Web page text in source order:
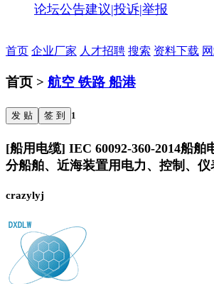
论坛公告建议|投诉|举报
首页 企业厂家 人才招聘 搜索 资料下载
首页 > 航空 铁路 船港
发 贴 签 到 1
[船用电缆] IEC 60092-360-2014船舶
分船舶、近海装置用电力、控制、
crazylyj